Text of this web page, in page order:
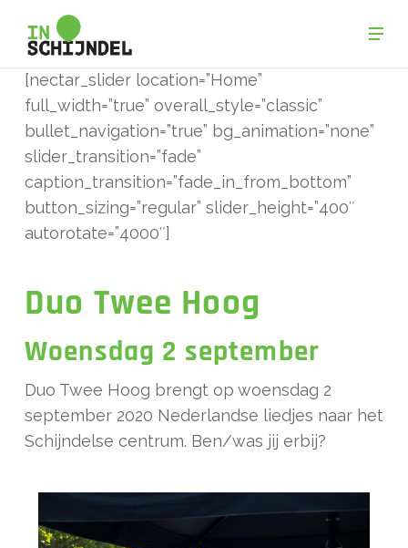
content
[nectar_slider location=”Home”
full_width=”true” overall_style=”classic”
bullet_navigation=”true” bg_animation=”none”
slider_transition=”fade”
caption_transition=”fade_in_from_bottom”
button_sizing=”regular” slider_height=”400″
autorotate=”4000″]
Duo Twee Hoog
Woensdag 2 september
Duo Twee Hoog brengt op woensdag 2
september 2020 Nederlandse liedjes naar het
Schijndelse centrum. Ben/was jij erbij?